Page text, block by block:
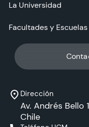
Dirección
Av. Andrés Bello
Chile
La Universidad
Facultades y Escuelas